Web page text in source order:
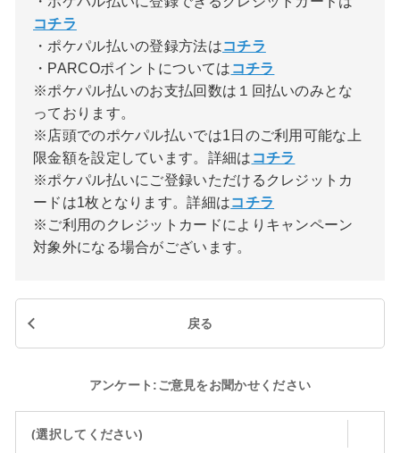
コチラ
・ポケパル払いの登録方法はコチラ
・PARCOポイントについては コチラ
※ポケパル払いのお支払回数は１回払いのみとな
っております。
※店頭でのポケパル払いでは1日のご利用可能な上
限金額を設定しています。詳細は コチラ
※ポケパル払いにご登録いただけるクレジットカ
ードは1枚となります。詳細はコチラ
※ご利用のクレジットカードによりキャンペーン
対象外になる場合がございます。
戻る
アンケート:ご意見をお聞かせください
(選択してください)